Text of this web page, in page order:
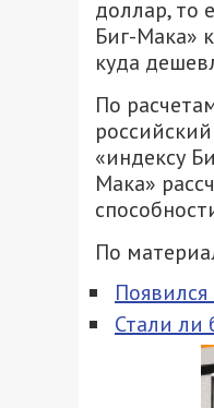
доллар, то
Биг-Мака»
куда
По
«индексу
Мака»
По
Стали ли